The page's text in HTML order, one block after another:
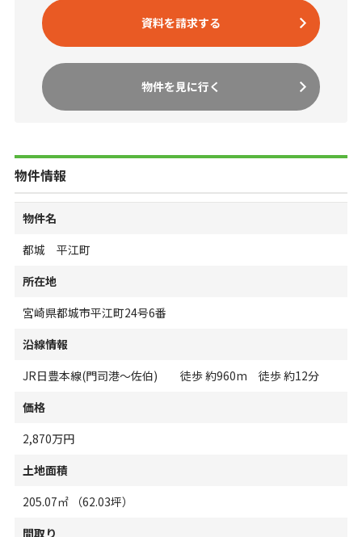
資料を請求する
物件を見に行く
物件情報
物件名
都城 平江町
所在地
宮崎県都城市平江町24号6番
沿線情報
JR日豊本線(門司港～佐伯) 徒歩 約960m 徒歩 約12分
価格
2,870万円
土地面積
205.07㎡ （62.03坪）
間取り